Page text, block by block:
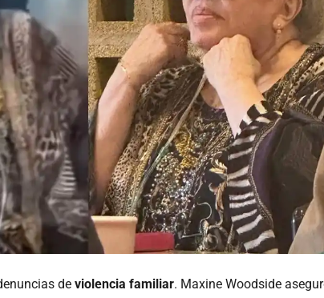
de violencia familiar. Maxine Woodside